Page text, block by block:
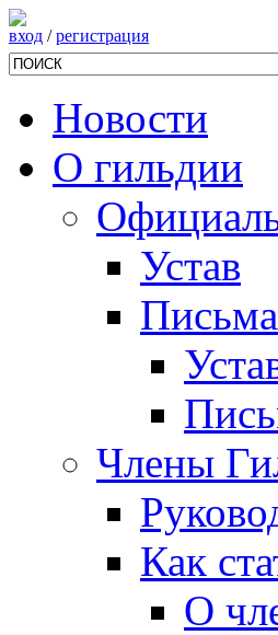
вход /регистрация
Новости
О гильдии
Устав
Письма
Члены
Как
О